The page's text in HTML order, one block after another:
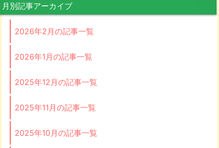
月別記事アーカイブ
2026年2月の記事一覧
2026年1月の記事一覧
2025年12月の記事一覧
2025年11月の記事一覧
2025年10月の記事一覧